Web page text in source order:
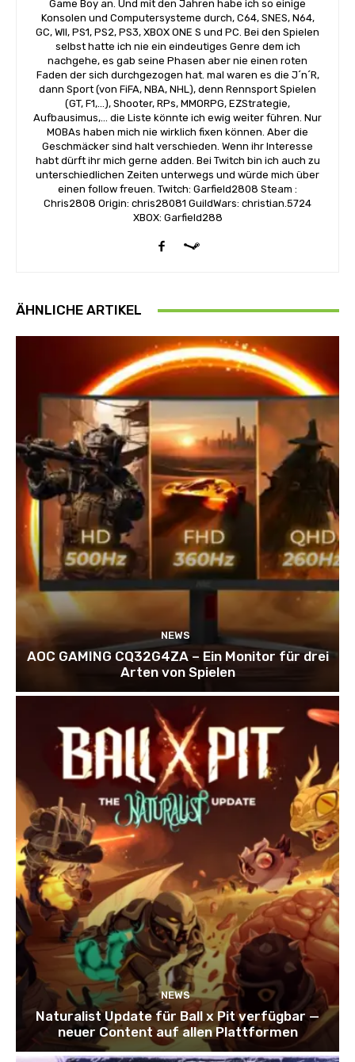
Game Boy an. Und mit den Jahren habe ich so einige
Konsolen und Computersysteme durch, C64, SNES, N64,
GC, WII, PS1, PS2, PS3, XBOX ONE S und PC. Bei den Spielen
selbst hatte ich nie ein eindeutiges Genre dem ich
nachgehe, es gab seine Phasen aber nie einen roten
Faden der sich durchgezogen hat. mal waren es die J´n´R,
dann Sport (von FiFA, NBA, NHL), denn Rennsport Spielen
(GT, F1,...), Shooter, RPs, MMORPG, EZStrategie,
Aufbausimus,... die Liste könnte ich ewig weiter führen. Nur
MOBAs haben mich nie wirklich fixen können. Aber die
Geschmäcker sind halt verschieden. Wenn ihr Interesse
habt dürft ihr mich gerne adden. Bei Twitch bin ich auch zu
unterschiedlichen Zeiten unterwegs und würde mich über
einen follow freuen. Twitch: Garfield2808 Steam :
Chris2808 Origin: chris28081 GuildWars: christian.5724
XBOX: Garfield288
ÄHNLICHE ARTIKEL
NEWS
AOC GAMING CQ32G4ZA – Ein Monitor für drei
Arten von Spielen
NEWS
Naturalist Update für Ball x Pit verfügbar —
neuer Content auf allen Plattformen